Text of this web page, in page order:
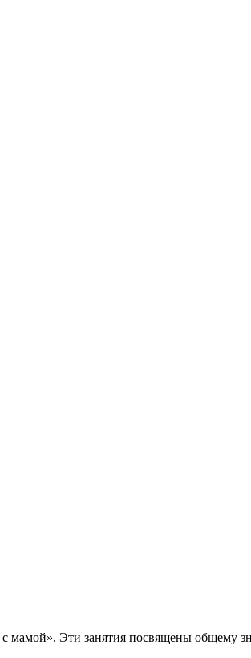
мамой». Эти занятия посвящены общему